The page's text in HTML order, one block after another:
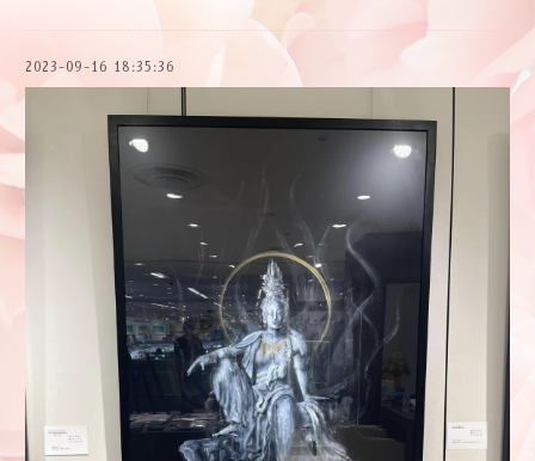
2023-09-16 18:35:36